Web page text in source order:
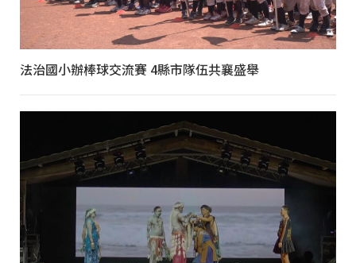
法治國小辦棒球交流賽 4縣市隊伍共襄盛舉